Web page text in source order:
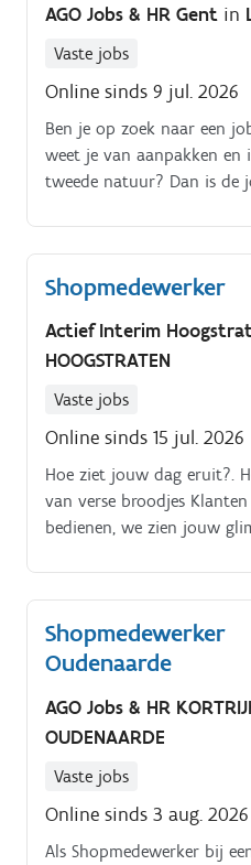
AGO Jobs & HR Gent in
Vaste jobs
Online sinds 9 jul. 2026
Ben je op zoek naar een
weet je van aanpakken en
tweede natuur? Dan is de
collega's zorg je voor een
shop.- Je bedient de
de broodjes en snacks in
onderhoud van het
Shopmedewerker
Actief Interim
HOOGSTRATEN
Vaste jobs
Online sinds 15 jul. 2026
Hoe ziet jouw dag eruit?.
van verse broodjes
bedienen, we zien jouw
een pluspunt, maar geen
bij jou voorop!
Shopmedewerker
Oudenaarde
AGO Jobs & HR
OUDENAARDE
Vaste jobs
Online sinds 3 aug. 2026
Als Shopmedewerker bij